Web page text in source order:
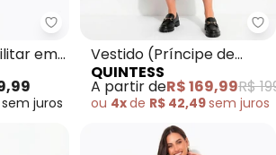
Quintess - Vestido Verde
em
sem juros
Vestido (Príncipe de
Gales) em Bengaline
QUINTESS
A partir deR$ 169,99R$
ou 4xde R$ 42,49sem juros